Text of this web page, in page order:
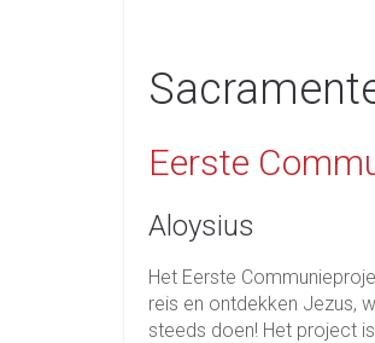
Eerste
Aloysius
Het Eerste
reis en ontdekken Jezus,
steeds doen! Het project